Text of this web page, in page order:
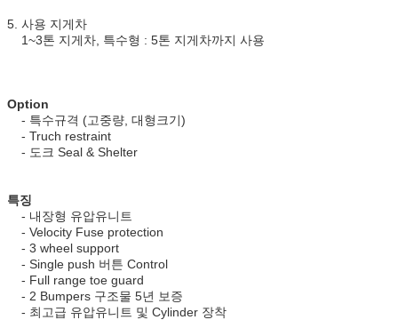
5. 사용 지게차
1~3톤 지게차, 특수형 : 5톤 지게차까지 사용
Option
- 특수규격 (고중량, 대형크기)
- Truch restraint
- 도크 Seal & Shelter
특징
- 내장형 유압유니트
- Velocity Fuse protection
- 3 wheel support
- Single push 버튼 Control
- Full range toe guard
- 2 Bumpers 구조물 5년 보증
- 최고급 유압유니트 및 Cylinder 장착